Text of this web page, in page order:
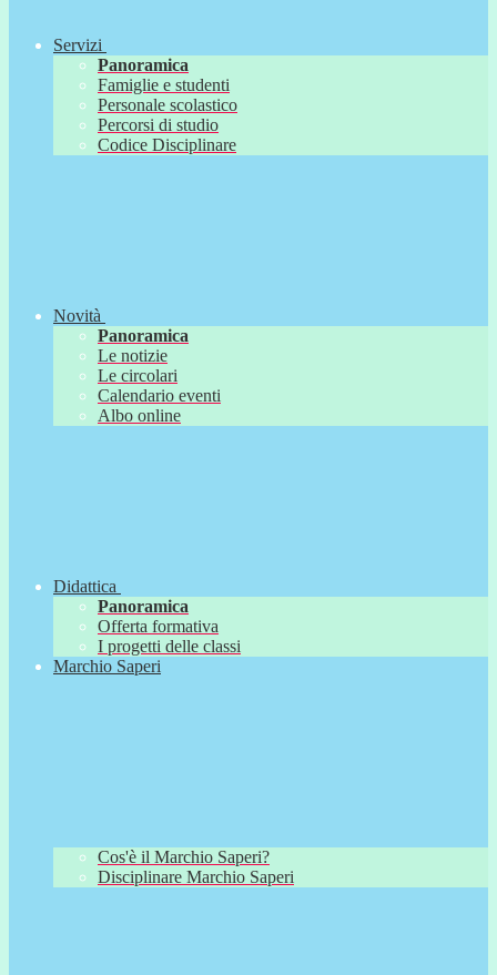
Servizi
Panoramica
Famiglie e studenti
Personale scolastico
Percorsi di studio
Codice Disciplinare
Novità
Panoramica
Le notizie
Le circolari
Calendario eventi
Albo online
Didattica
Panoramica
Offerta formativa
I progetti delle classi
Marchio Saperi
Cos'è il Marchio Saperi?
Disciplinare Marchio Saperi